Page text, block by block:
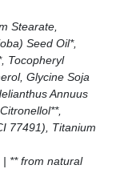
Stearate,
Seed Oil*,
Tocopheryl
Glycine Soja
Annuus
77491), Titanium
** from natural